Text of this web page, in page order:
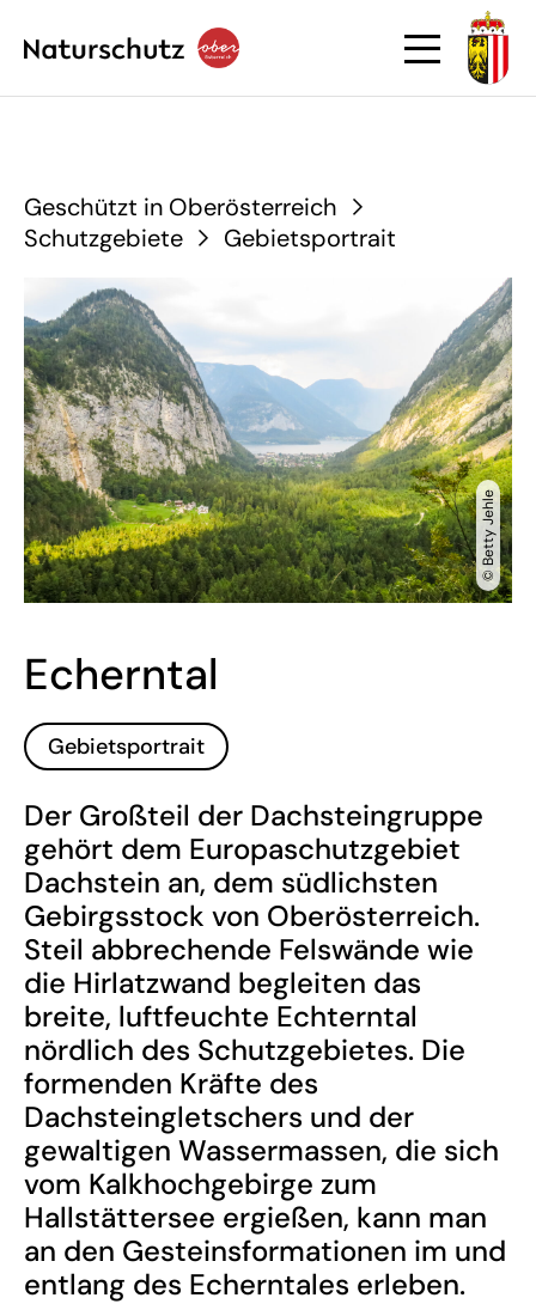
Geschützt in Oberösterreich
Schutzgebiete
Gebietsportrait
© Betty Jehle
Echerntal
Gebietsportrait
Der Großteil der Dachsteingruppe
gehört dem Europaschutzgebiet
Dachstein an, dem südlichsten
Gebirgsstock von Oberösterreich.
Steil abbrechende Felswände wie
die Hirlatzwand begleiten das
breite, luftfeuchte Echterntal
nördlich des Schutzgebietes. Die
formenden Kräfte des
Dachsteingletschers und der
gewaltigen Wassermassen, die sich
vom Kalkhochgebirge zum
Hallstättersee ergießen, kann man
an den Gesteinsformationen im und
entlang des Echerntales erleben.